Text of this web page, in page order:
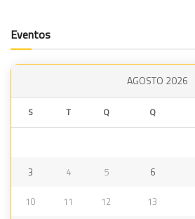
Eventos
AGOSTO 2026
S T Q Q
3 4 5 6
10 11 12 13